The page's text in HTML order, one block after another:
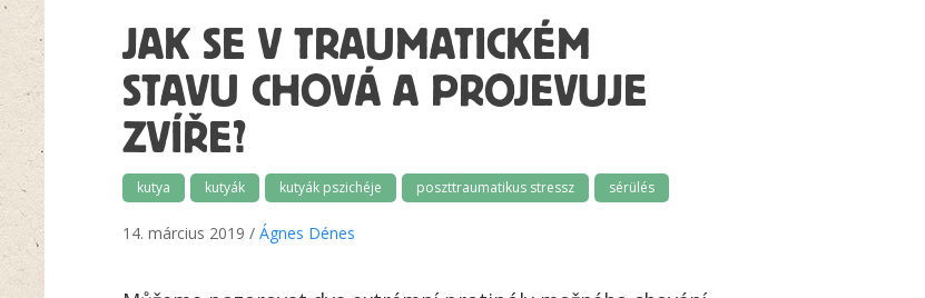
JAK SE V TRAUMATICKÉM
STAVU CHOVÁ A PROJEVUJE
ZVÍŘE?
kutya kutyák kutyák pszichéje poszttraumatikus stressz sérülés
14. március 2019 / Ágnes Dénes